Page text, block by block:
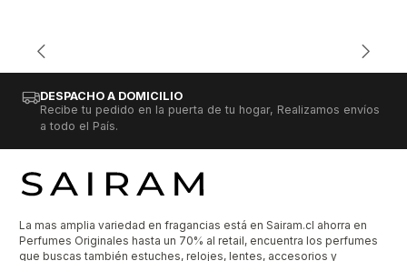
DESPACHO A DOMICILIO
Recibe tu pedido en la puerta de tu hogar, Realizamos envíos
a todo el País.
La mas amplia variedad en fragancias está en Sairam.cl ahorra en
Perfumes Originales hasta un 70% al retail, encuentra los perfumes
que buscas también estuches, relojes, lentes, accesorios y